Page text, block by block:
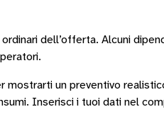
dell’offerta. Alcuni
.
mostrarti un preventivo
Inserisci i tuoi dati nel